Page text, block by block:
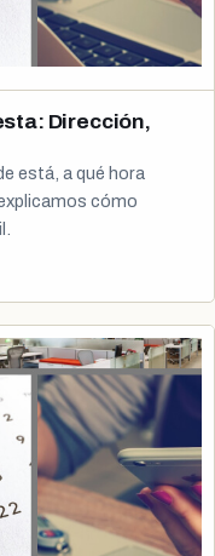
Dirección,
está, a qué hora
cómo